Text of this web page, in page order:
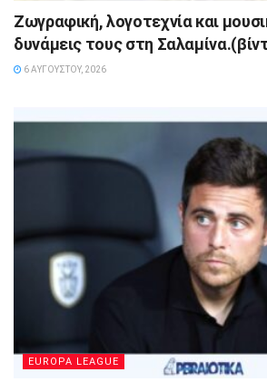
Ζωγραφική, λογοτεχνία και
δυνάμεις τους στη
6 ΑΥΓΟΎΣΤΟΥ, 2026
EUROPA LEAGUE